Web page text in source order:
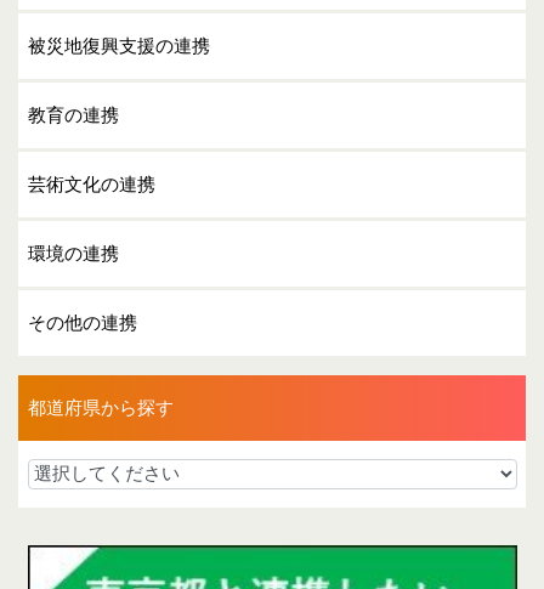
被災地復興支援の連携
教育の連携
芸術文化の連携
環境の連携
その他の連携
都道府県から探す